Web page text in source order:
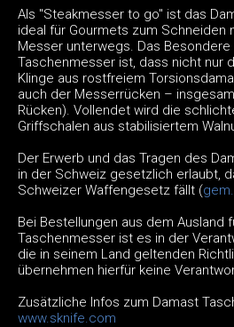
Als "Steakmesser to go" ist das
ideal für Gourmets zum Schneiden
Messer unterwegs. Das Besondere
Taschenmesser ist, dass nicht nur
Klinge aus rostfreiem
auch der Messerrücken –
Rücken). Vollendet wird die
Griffschalen aus stabilisiertem
Der Erwerb und das Tragen des
in der Schweiz gesetzlich erlaubt,
Schweizer Waffengesetz fällt (
Bei Bestellungen aus dem Ausland
Taschenmesser ist es in der
die in seinem Land geltenden
übernehmen hierfür keine
Zusätzliche Infos zum Damast
www.sknife.com